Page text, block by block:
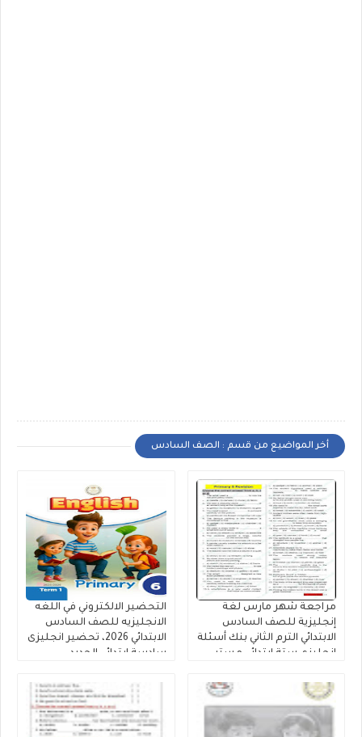
أخر المواضيع من قسم : الصف السادس
مراجعة شهر مارس لغة
إنجليزية للصف السادس
الابتدائي الترم الثاني بنك أسئلة
إنجليزي ستة ابتدائي مستر
التحضير الالكتروني في اللغه
الانجليزيه للصف السادس
الابتدائي 2026، تحضير انجليزى
سادسة ابتدائي الجديد